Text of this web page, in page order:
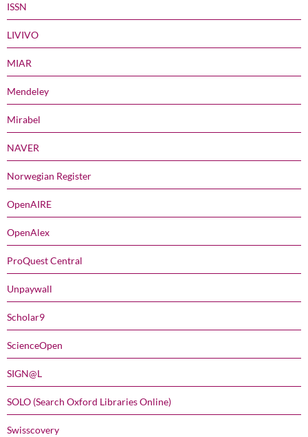
ISSN
LIVIVO
MIAR
Mendeley
Mirabel
NAVER
Norwegian Register
OpenAIRE
OpenAlex
ProQuest Central
Unpaywall
Scholar9
ScienceOpen
SIGN@L
SOLO (Search Oxford Libraries Online)
Swisscovery